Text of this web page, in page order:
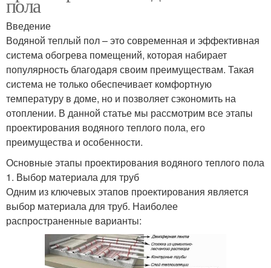
Введение
Водяной теплый пол – это современная и эффективная
система обогрева помещений, которая набирает
популярность благодаря своим преимуществам. Такая
система не только обеспечивает комфортную
температуру в доме, но и позволяет сэкономить на
отоплении. В данной статье мы рассмотрим все этапы
проектирования водяного теплого пола, его
преимущества и особенности.
Основные этапы проектирования водяного теплого пола
1. Выбор материала для труб
Одним из ключевых этапов проектирования является
выбор материала для труб. Наиболее
распространенные варианты: